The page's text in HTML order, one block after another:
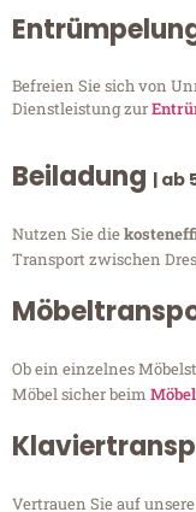
Befreien Sie sich von
Dienstleistung zur
Beiladung | ab
Nutzen Sie die
Transport zwischen
Ob ein einzelnes
Möbel sicher beim
Vertrauen Sie auf